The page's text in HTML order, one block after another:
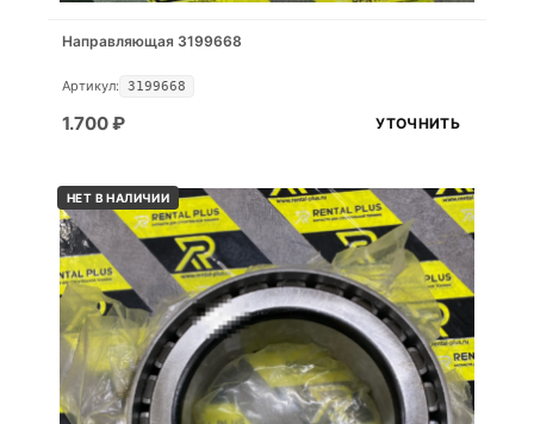
Направляющая 3199668
Артикул: 3199668
1.700₽ УТОЧНИТЬ
НЕТ В НАЛИЧИИ